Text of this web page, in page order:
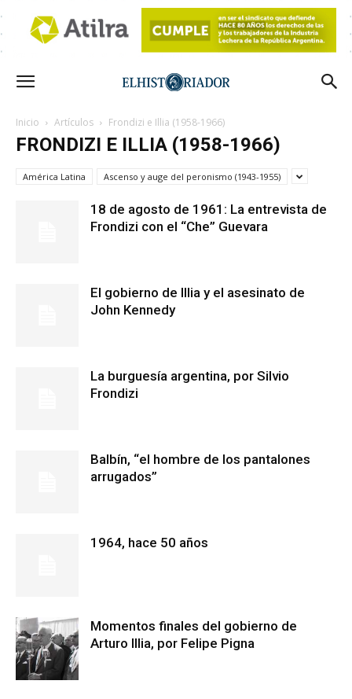
Inicio Artículos Frondizi e Illia (1958-1966)
FRONDIZI E ILLIA (1958-1966)
América Latina Ascenso y auge del peronismo (1943-1955)
18 de agosto de 1961: La entrevista de
Frondizi con el “Che” Guevara
El gobierno de Illia y el asesinato de
John Kennedy
La burguesía argentina, por Silvio
Frondizi
Balbín, “el hombre de los pantalones
arrugados”
1964, hace 50 años
Momentos finales del gobierno de
Arturo Illia, por Felipe Pigna